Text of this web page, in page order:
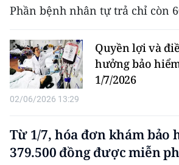
Đồng bằng sông Cửu Long
Chuyên trang Hà Nội
Chuyên trang TP. Hồ Chí Minh
CHUYÊN ĐỀ
CÁC CHUYÊN TRANG
Phần bệnh nhân tự trả chỉ còn
Quyền lợi và
hưởng bảo
1/7/2026
02/06/2026 13:29
Từ 1/7, hóa đơn khám bảo
379.500 đồng được miễn